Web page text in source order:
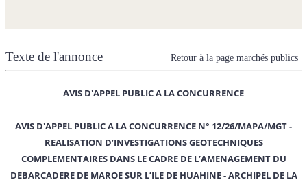
Texte de l'annonce Retour à la page marchés publics
AVIS D'APPEL PUBLIC A LA CONCURRENCE
AVIS D'APPEL PUBLIC A LA CONCURRENCE N° 12/26/MAPA/MGT -
REALISATION D’INVESTIGATIONS GEOTECHNIQUES
COMPLEMENTAIRES DANS LE CADRE DE L’AMENAGEMENT DU
DEBARCADERE DE MAROE SUR L’ILE DE HUAHINE - ARCHIPEL DE LA